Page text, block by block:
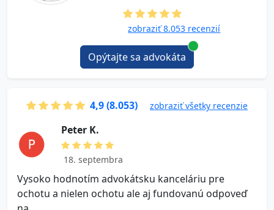
zobraziť 8.053 recenzií
Opýtajte sa advokáta
4,9 (8.053) zobraziť všetky recenzie
B a r b o r a K .
28. septembra
Velmi ochotni advokati, mozem iba odporucat